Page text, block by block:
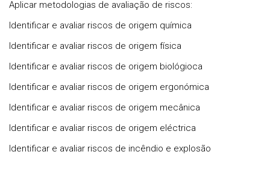
Aplicar metodologias de avaliação de riscos:
Identificar e avaliar riscos de origem química
Identificar e avaliar riscos de origem física
Identificar e avaliar riscos de origem biológioca
Identificar e avaliar riscos de origem ergonómica
Identificar e avaliar riscos de origem mecânica
Identificar e avaliar riscos de origem eléctrica
Identificar e avaliar riscos de incêndio e explosão